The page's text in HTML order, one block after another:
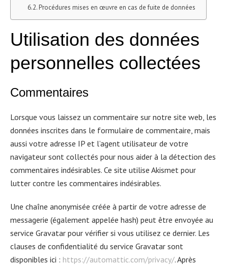
Procédures mises en œuvre en cas de fuite de données
Utilisation des données
personnelles collectées
Commentaires
Lorsque vous laissez un commentaire sur notre site web, les
données inscrites dans le formulaire de commentaire, mais
aussi votre adresse IP et l’agent utilisateur de votre
navigateur sont collectés pour nous aider à la détection des
commentaires indésirables. Ce site utilise Akismet pour
lutter contre les commentaires indésirables.
Une chaîne anonymisée créée à partir de votre adresse de
messagerie (également appelée hash) peut être envoyée au
service Gravatar pour vérifier si vous utilisez ce dernier. Les
clauses de confidentialité du service Gravatar sont
disponibles ici : https://automattic.com/privacy/. Après